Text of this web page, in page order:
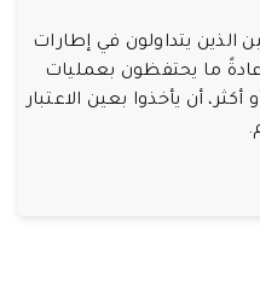
الذين يتداولون في إطارات
ما يحتفظون بعمليات
أن يأخذوا بعين الاعتبار